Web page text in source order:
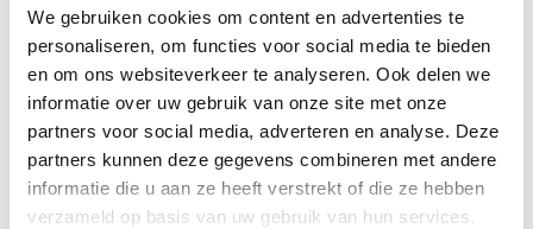
We gebruiken cookies om content en advertenties te
personaliseren, om functies voor social media te bieden
en om ons websiteverkeer te analyseren. Ook delen we
informatie over uw gebruik van onze site met onze
partners voor social media, adverteren en analyse. Deze
partners kunnen deze gegevens combineren met andere
informatie die u aan ze heeft verstrekt of die ze hebben
verzameld op basis van uw gebruik van hun services.
gedaan en dat controleren we dagelijks. De
DUBV bestaat al meer dan 20 jaar en werkte
voordat de VAR bestond, werkte tijdens het
bestaan van de VAR tot mei 2016 en de DUBV
klopte nadat de VAR weer was afgeschaft. Wel
raakte ook Uniforce na een rechtszaak haar